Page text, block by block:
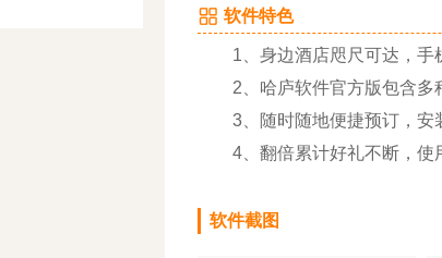
软件特色
1、身边酒店咫尺可达，手
2、哈庐软件官方版包含多种
3、随时随地便捷预订，安装
4、翻倍累计好礼不断，使用
软件截图